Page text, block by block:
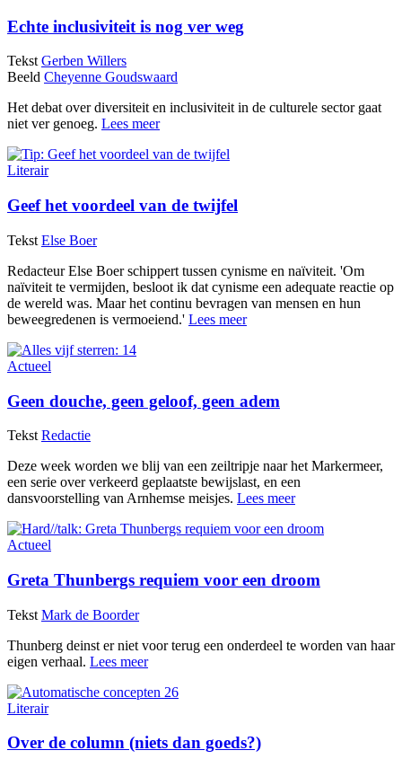
Echte inclusiviteit is nog ver weg
Tekst Gerben Willers
Beeld Cheyenne Goudswaard
Het debat over diversiteit en inclusiviteit in de culturele sector gaat
niet ver genoeg. Lees meer
Literair
Geef het voordeel van de twijfel
Tekst Else Boer
Redacteur Else Boer schippert tussen cynisme en naïviteit. 'Om
naïviteit te vermijden, besloot ik dat cynisme een adequate reactie op
de wereld was. Maar het continu bevragen van mensen en hun
beweegredenen is vermoeiend.' Lees meer
Actueel
Geen douche, geen geloof, geen adem
Tekst Redactie
Deze week worden we blij van een zeiltripje naar het Markermeer,
een serie over verkeerd geplaatste bewijslast, en een
dansvoorstelling van Arnhemse meisjes. Lees meer
Actueel
Greta Thunbergs requiem voor een droom
Tekst Mark de Boorder
Thunberg deinst er niet voor terug een onderdeel te worden van haar
eigen verhaal. Lees meer
Literair
Over de column (niets dan goeds?)